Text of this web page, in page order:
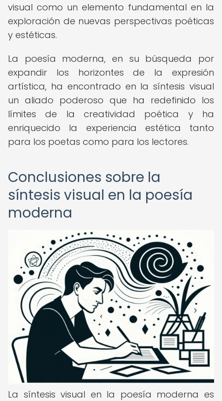
visual como un elemento fundamental en la
exploración de nuevas perspectivas poéticas
y estéticas.
La poesía moderna, en su búsqueda por
expandir los horizontes de la expresión
artística, ha encontrado en la síntesis visual
un aliado poderoso que ha redefinido los
límites de la creatividad poética y ha
enriquecido la experiencia estética tanto
para los poetas como para los lectores.
Conclusiones sobre la
síntesis visual en la poesía
moderna
La síntesis visual en la poesía moderna es